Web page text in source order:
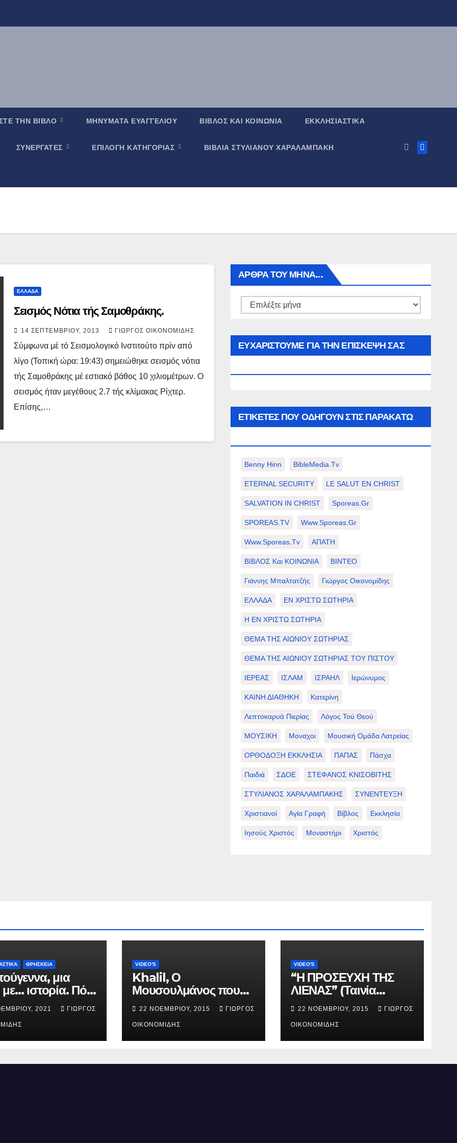
ΤΗΝ ΒΙΒΛΟ ΜΗΝΥΜΑΤΑ ΕΥΑΓΓΕΛΙΟΥ ΒΙΒΛΟΣ ΚΑΙ ΚΟΙΝΩΝΙΑ ΕΚΚΛΗΣΙΑΣΤΙΚΑ
ΣΥΝΕΡΓΑΤΕΣ ΕΠΙΛΟΓΗ ΚΑΤΗΓΟΡΙΑΣ ΒΙΒΛΙΑ ΣΤΥΛΙΑΝΟΥ ΧΑΡΑΛΑΜΠΑΚΗ
ΕΛΛΑΔΑ
Σεισμός Νότια τής Σαμοθράκης.
14 ΣΕΠΤΕΜΒΡΊΟΥ, 2013 ΓΙΏΡΓΟΣ ΟΙΚΟΝΟΜΊΔΗΣ
Σύμφωνα μέ τό Σεισμολογικό Ινστιτούτο πρίν από
λίγο (Τοπική ώρα: 19:43) σημειώθηκε σεισμός νότια
τής Σαμοθράκης μέ εστιακό βάθος 10 χιλιομέτρων. Ο
σεισμός ήταν μεγέθους 2.7 τής κλίμακας Ρίχτερ.
Επίσης,…
ΑΡΘΡΑ ΤΟΥ ΜΉΝΑ…
Αρθρα
μήνα…
ΕΥΧΑΡΙΣΤΟΥΜΕ ΓΙΑ ΤΗΝ ΕΠΙΣΚΕΨΗ ΣΑΣ
ΕΤΙΚΈΤΕΣ ΠΟΥ ΟΔΗΓΟΎΝ ΣΤΙΣ ΠΑΡΑΚΆΤΩ
Benny Hinn BibleMedia.tv
ETERNAL SECURITY LE SALUT EN CHRIST
SALVATION IN CHRIST Sporeas.gr
SPOREAS.TV Www.sporeas.gr
Www.sporeas.tv ΑΠΑΤΗ
ΒΙΒΛΟΣ Και ΚΟΙΝΩΝΙΑ ΒΙΝΤΕΟ
Γιάννης Μπαλτατζής Γιώργος Οικονομίδης
ΕΛΛΑΔΑ ΕΝ ΧΡΙΣΤΩ ΣΩΤΗΡΙΑ
Η ΕΝ ΧΡΙΣΤΩ ΣΩΤΗΡΙΑ
ΘΕΜΑ ΤΗΣ ΑΙΩΝΙΟΥ ΣΩΤΗΡΙΑΣ
ΘΕΜΑ ΤΗΣ ΑΙΩΝΙΟΥ ΣΩΤΗΡΙΑΣ ΤΟΥ ΠΙΣΤΟΥ
ΙΕΡΕΑΣ ΙΣΛΑΜ ΙΣΡΑΗΛ Ιερώνυμος
ΚΑΙΝΗ ΔΙΑΘΗΚΗ Κατερίνη
Λεπτοκαρυά Πιερίας Λόγος Τού Θεού
ΜΟΥΣΙΚΗ Μοναχοι Μουσική Ομάδα Λατρείας
ΟΡΘΟΔΟΞΗ ΕΚΚΛΗΣΙΑ ΠΑΠΑΣ Πάσχα
Παιδιά ΣΔΟΕ ΣΤΕΦΑΝΟΣ ΚΝΙΣΟΒΙΤΗΣ
ΣΤΥΛΙΑΝΟΣ ΧΑΡΑΛΑΜΠΑΚΗΣ ΣΥΝΕΝΤΕΥΞΗ
Χριστιανοί Αγία Γραφή Βίβλος Εκκλησία
Ιησούς Χριστός Μοναστήρι Χριστός
ΘΡΗΣΚΕΙΑ
μια
ιστορία. Πότε
ο Ιησούς
(Βίντεο).
2021 ΓΙΏΡΓΟΣ
VIDEO'S
Khalil, Ο
Μουσουλμάνος που
έγινε Χριστιανός.
22 ΝΟΕΜΒΡΊΟΥ, 2015 ΓΙΏΡΓΟΣ
ΟΙΚΟΝΟΜΊΔΗΣ
VIDEO'S
“Η ΠΡΟΣΕΥΧΗ ΤΗΣ
ΛΙΕΝΑΣ” (Ταινία
μικρού μήκους).
22 ΝΟΕΜΒΡΊΟΥ, 2015 ΓΙΏΡΓΟΣ
ΟΙΚΟΝΟΜΊΔΗΣ